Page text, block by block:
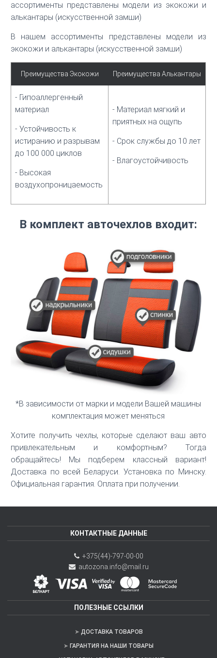
ассортименты представлены модели из экокожи и
алькантары (искусственной замши)
В нашем ассортименты представлены модели из
экокожи и алькантары (искусственной замши)
Преимущества Экокожи Преимущества Алькантары
- Гипоаллергенный
материал
- Устойчивость к
истиранию и разрывам
до 100 000 циклов
- Высокая
воздухопроницаемость
- Материал мягкий и
приятных на ощупь
- Срок службы до 10 лет
- Влагоустойчивость
В комплект авточехлов входит:
*В зависимости от марки и модели Вашей машины
комплектация может меняться
Хотите получить чехлы, которые сделают ваш авто
привлекательным и комфортным? Тогда
обращайтесь! Мы подберем классный вариант!
Доставка по всей Беларуси. Установка по Минску.
Официальная гарантия. Оплата при получении.
КОНТАКТНЫЕ ДАННЫЕ
+375(44)-797-00-00
autozona.info@mail.ru
ПОЛЕЗНЫЕ ССЫЛКИ
ДОСТАВКА ТОВАРОВ
ГАРАНТИЯ НА НАШИ ТОВАРЫ